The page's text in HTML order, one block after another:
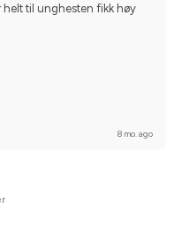
helt til unghesten fikk høy
8 mo. ago